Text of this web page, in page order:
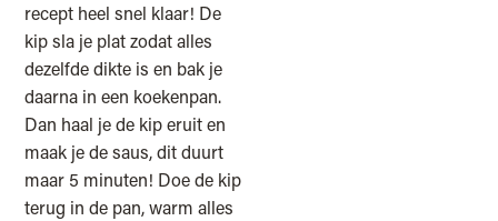
recept heel snel klaar! De
kip sla je plat zodat alles
dezelfde dikte is en bak je
daarna in een koekenpan.
Dan haal je de kip eruit en
maak je de saus, dit duurt
maar 5 minuten! Doe de kip
terug in de pan, warm alles